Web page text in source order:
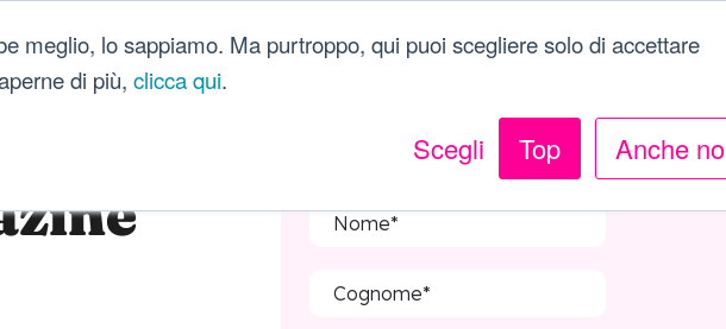
meglio, lo sappiamo. Ma purtroppo, qui puoi scegliere solo di accettare
di più, clicca qui.
Scegli Top Anche no